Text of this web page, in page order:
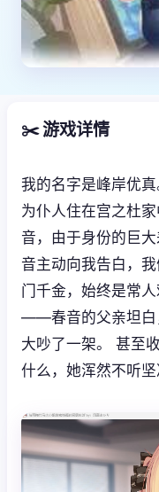
✂️ 游戏详情
我的名字是峰岸优
为仆人住在宫之杜
音，由于身份的巨
音主动向我告白，
门千金，始终是常
——春音的父亲坦白
大吵了一架。 甚至
什么，她浑然不听坚